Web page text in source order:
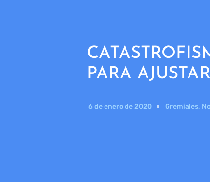
PARA AJUSTAR
6 de enero de 2020 Gremiales,